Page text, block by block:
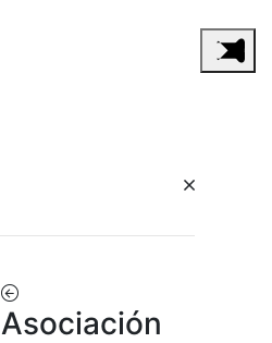
Asociación